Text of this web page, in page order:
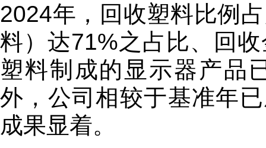
2024年，回收塑料比例
料）达71%之占比、回
塑料制成的显示器产品
外，公司相较于基准年
成果显着。